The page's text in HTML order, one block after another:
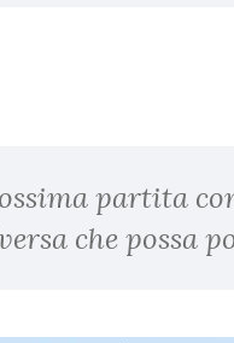
partita
che possa